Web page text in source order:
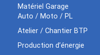
Matériel Garage
Auto / Moto / PL
Atelier / Chantier BTP
Production d’énergie